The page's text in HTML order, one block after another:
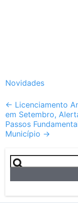
Novidades
Post
navigation
← Licenciamento
em Setembro,
Passos
Município →
Pesquisar
por: